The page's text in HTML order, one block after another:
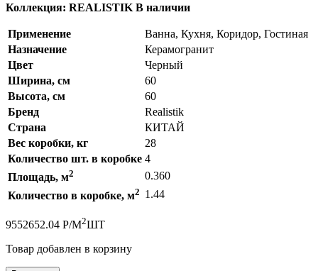
Коллекция: REALISTIK В наличии
Применение
Ванна, Кухня, Коридор, Гостиная
Назначение
Керамогранит
Цвет
Черный
Ширина, см
60
Высота, см
60
Бренд
Realistik
Страна
КИТАЙ
Вес коробки, кг
28
Количество шт. в коробке 4
Площадь, м2
0.360
Количество в коробке, м2 1.44
9552652.04 Р/М2ШТ
Товар добавлен в корзину